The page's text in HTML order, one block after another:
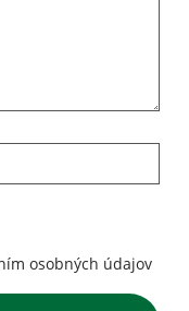
osobných údajov